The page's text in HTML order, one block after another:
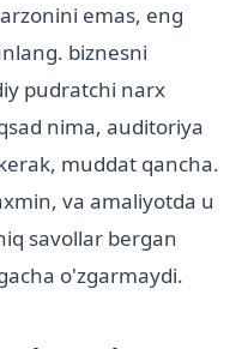
emas, eng
biznesni
pudratchi narx
nima, auditoriya
muddat qancha.
va amaliyotda u
savollar bergan
o'zgarmaydi.